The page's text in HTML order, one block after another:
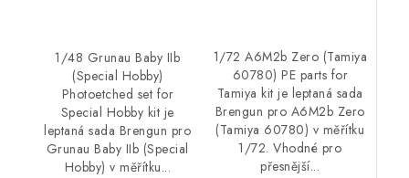
1/48 Grunau Baby IIb
(Special Hobby)
Photoetched set for
Special Hobby kit je
leptaná sada Brengun pro
Grunau Baby IIb (Special
Hobby) v měřítku...
1/72 A6M2b Zero (Tamiya
60780) PE parts for
Tamiya kit je leptaná sada
Brengun pro A6M2b Zero
(Tamiya 60780) v měřítku
1/72. Vhodné pro
přesnější...